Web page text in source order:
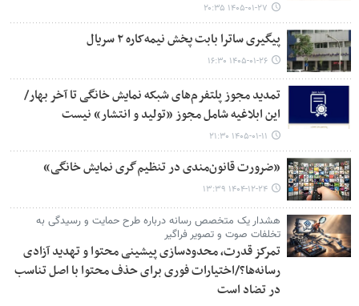
۱۴۰۵-۰۱-۲۷ ۲۰:۳۵
پیگیری ساترا بابت پخش نیمه‌کاره ۲ سریال
۱۴۰۵-۰۱-۲۶ ۱۶:۳۰
تمدید مجوز پلتفرم‌های شبکه نمایش خانگی تا آخر بهار/
این ابلاغیه‌ شامل مجوز «تولید و انتشار» نیست‌
۱۴۰۵-۰۱-۱۱ ۲۱:۳۰
«ضرورت قانون‌مندی در تنظیم‌گری نمایش خانگی»
۱۴۰۴-۱۲-۲۴ ۱۳:۳۹
هشدار یک متخصص رسانه درباره طرح حمایت و رسیدگی به
تخلفات صوت و تصویر فراگیر
تمرکز قدرت، محدودسازی پیشینی محتوا و تهدید آزادی
رسانه‌ها؟/اختیارات فوری برای حذف محتوا با اصل تناسب
در تضاد است